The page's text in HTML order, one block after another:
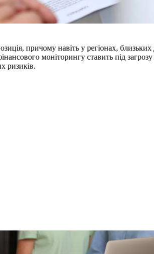
причому навіть у регіонах,
моніторингу ставить під
ризиків.